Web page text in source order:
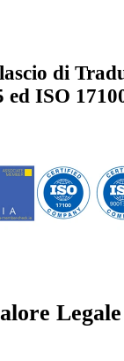
di
ISO
Legale